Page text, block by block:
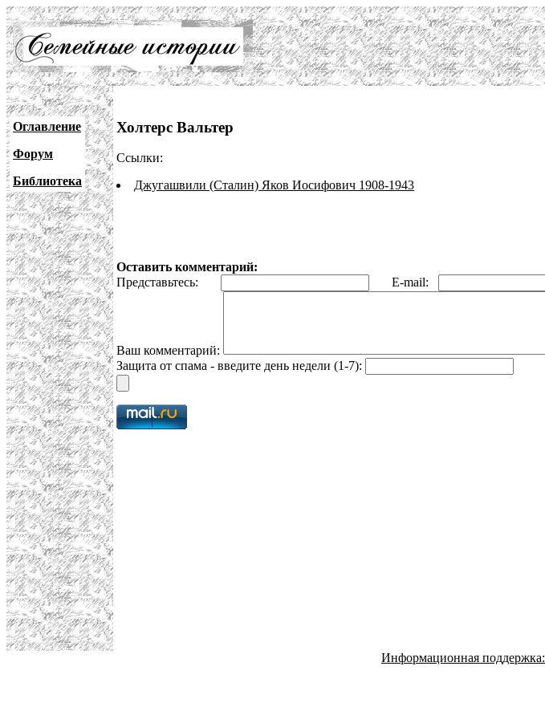
Оглавление
Форум
Библиотека
Холтерс Вальтер
Ссылки:
Джугашвили (Сталин) Яков Иосифович 1908-1943
Оставить комментарий:
Представьтесь:
E-mail:
Ваш комментарий:
Защита от спама - введите день недели (1-7):
Информационная поддержка: